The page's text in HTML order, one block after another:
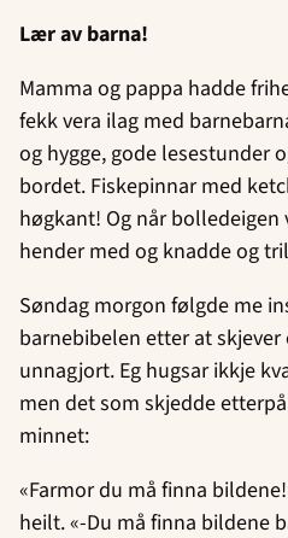
Lær av barna!
Mamma og pappa hadde
fekk vera ilag med
og hygge, gode lesestunder
bordet. Fiskepinnar med
høgkant! Og når bolledeigen
hender med og knadde og
Søndag morgon følgde me
barnebibelen etter at
unnagjort. Eg hugsar ikkje
men det som skjedde
minnet:
«Farmor du må finna
heilt. «-Du må finna bildene